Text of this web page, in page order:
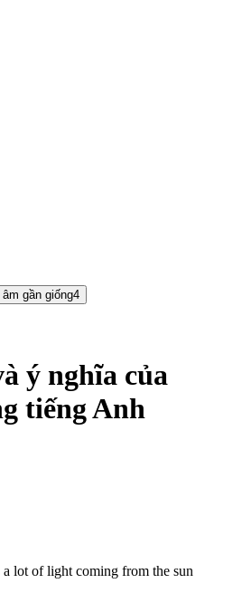
âm gần giống4
ý nghĩa của
tiếng Anh
a lot of light coming from the sun